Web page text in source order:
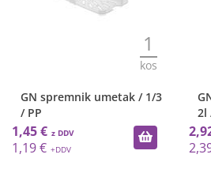
1
kos
GN spremnik umetak / 1/3
/ PP
1,45 €
1,19 €
2l